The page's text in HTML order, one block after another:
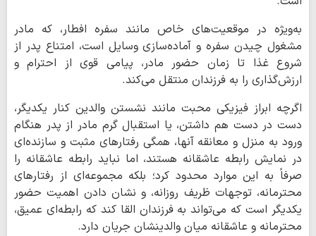
به‌ویژه در موقعیت‌های خاص مانند سفره افطار، که مادر
مشغول چیدن سفره و آماده‌سازی وسایل است، امتناع پدر از
شروع غذا تا زمان حضور مادر، پیامی قوی از احترام و
ارزش‌گذاری را به فرزندان منتقل می‌کند.
اگرچه ابراز فیزیکی محبت مانند نشستن والدین کنار یکدیگر،
دست در دست هم داشتن، یا استقبال گرم مادر از پدر هنگام
ورود به منزل و معانقه آنها، همگی رفتارهای مثبت و سازنده‌ای
در نمایش رابطه عاشقانه هستند، اما نباید رابطه عاشقانه را
صرفاً به این موارد محدود کرد؛ بلکه مجموعه‌ای از رفتارهای
محترمانه، توجهات ظریف روزانه، و نشان دادن اهمیت حضور
یکدیگر است که می‌تواند به فرزندان القا کند که رابطه‌ای عمیق،
محترمانه و عاشقانه میان والدینشان جریان دارد.